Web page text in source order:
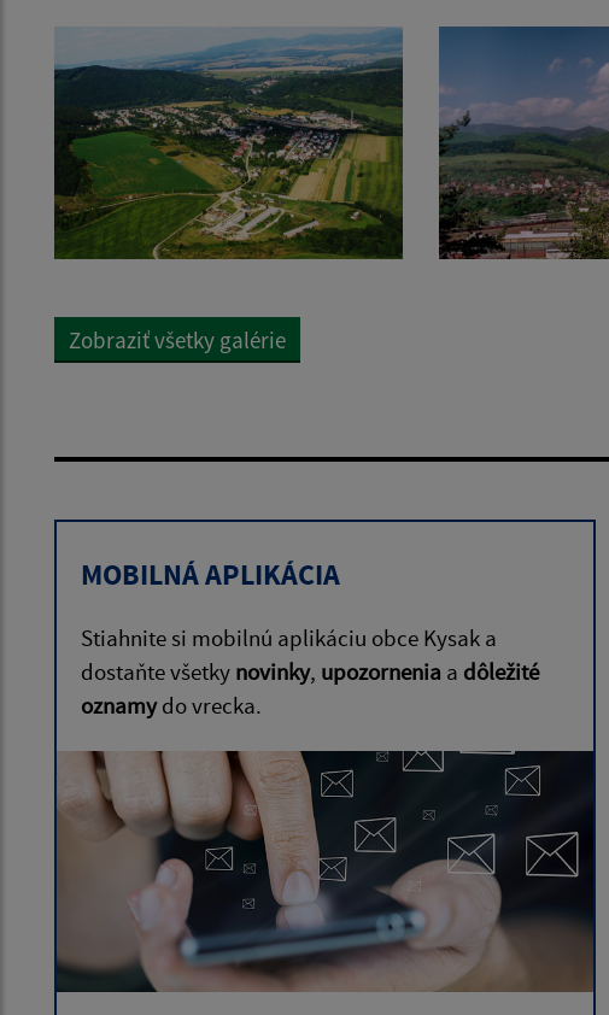
Zobraziť všetky galérie
MOBILNÁ APLIKÁCIA
Stiahnite si mobilnú aplikáciu obce Kysak a
dostaňte všetky novinky, upozornenia a dôležité
oznamydo vrecka.